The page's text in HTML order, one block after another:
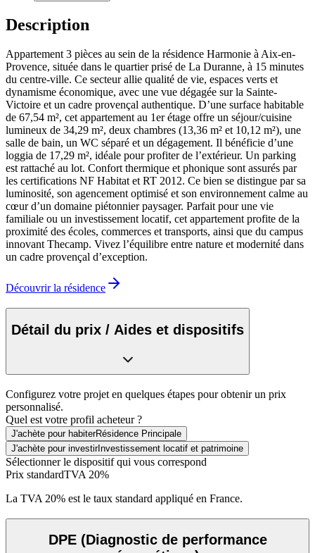
Description
Appartement 3 pièces au sein de la résidence Harmonie à Aix-en-
Provence, située dans le quartier prisé de La Duranne, à 15 minutes
du centre-ville. Ce secteur allie qualité de vie, espaces verts et
dynamisme économique, avec une vue dégagée sur la Sainte-
Victoire et un cadre provençal authentique. D’une surface habitable
de 67,54 m², cet appartement au 1er étage offre un séjour/cuisine
lumineux de 34,29 m², deux chambres (13,36 m² et 10,12 m²), une
salle de bain, un WC séparé et un dégagement. Il bénéficie d’une
loggia de 17,29 m², idéale pour profiter de l’extérieur. Un parking
est rattaché au lot. Confort thermique et phonique sont assurés par
les certifications NF Habitat et RT 2012. Ce bien se distingue par sa
luminosité, son agencement optimisé et son environnement calme au
cœur d’un domaine piétonnier paysager. Parfait pour une vie
familiale ou un investissement locatif, cet appartement profite de la
proximité des écoles, commerces et transports, ainsi que du campus
innovant Thecamp. Vivez l’équilibre entre nature et modernité dans
un cadre provençal d’exception.
Découvrir la résidence
Détail du prix / Aides et dispositifs
Configurez votre projet en quelques étapes pour obtenir un prix
personnalisé.
Quel est votre profil acheteur ?
J'achète pour habiterRésidence Principale
J'achète pour investirInvestissement locatif et patrimoine
Sélectionner le dispositif qui vous correspond
Prix standardTVA 20%
La TVA 20% est le taux standard appliqué en France.
DPE (Diagnostic de performance